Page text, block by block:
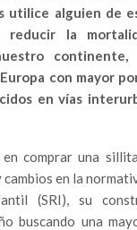
utilice alguien de
reducir la
continente,
con mayor
en vías
en comprar una
en la
(SRI), su
buscando una